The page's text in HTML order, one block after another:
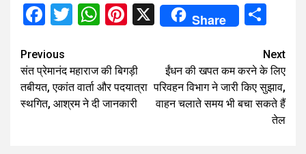
Facebook
Twitter
WhatsApp
Pinterest
X Share
Continue
Reading
Previous
संत प्रेमानंद महाराज की बिगड़ी
तबीयत, एकांत वार्ता और पदयात्रा
स्थगित, आश्रम ने दी जानकारी
Next
ईंधन की खपत कम करने के लिए
परिवहन विभाग ने जारी किए सुझाव,
वाहन चलाते समय भी बचा सकते हैं
तेल